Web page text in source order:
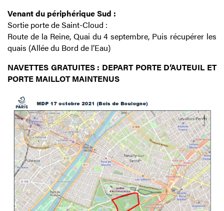
Venant du périphérique Sud :
Sortie porte de Saint-Cloud :
Route de la Reine, Quai du 4 septembre, Puis récupérer les
quais (Allée du Bord de l’Eau)
NAVETTES GRATUITES : DEPART PORTE D’AUTEUIL ET
PORTE MAILLOT MAINTENUS